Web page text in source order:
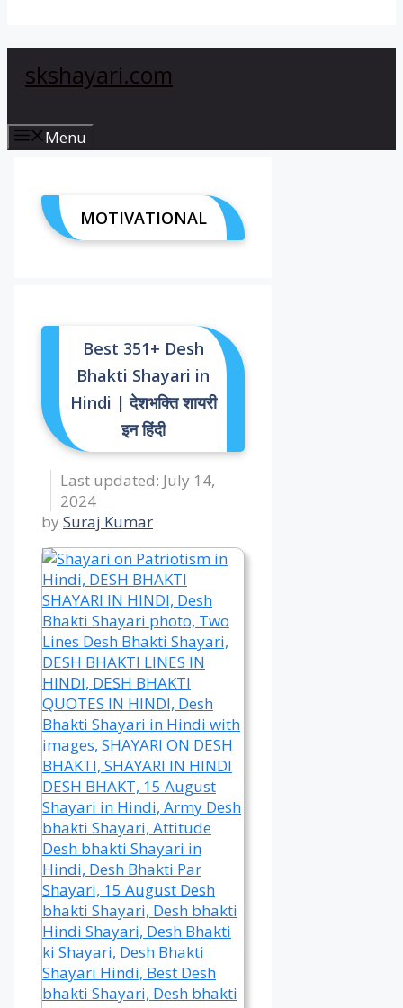
skshayari.com
Menu
MOTIVATIONAL
Best 351+ Desh
Bhakti Shayari in
Hindi | देशभक्ति शायरी
इन हिंदी
July 14,
2024
by Suraj Kumar